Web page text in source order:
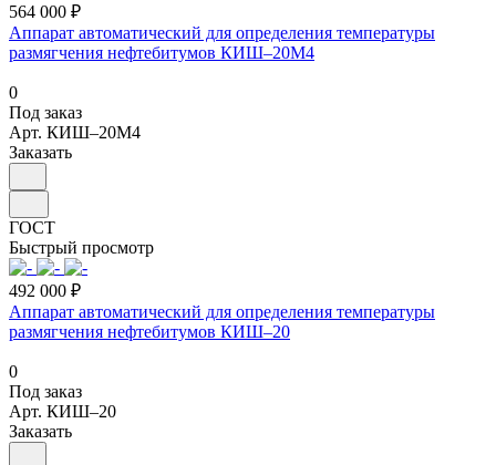
564 000 ₽
Аппарат автоматический для определения температуры
размягчения нефтебитумов КИШ–20М4
0
Под заказ
Арт. КИШ–20М4
Заказать
ГОСТ
Быстрый просмотр
492 000 ₽
Аппарат автоматический для определения температуры
размягчения нефтебитумов КИШ–20
0
Под заказ
Арт. КИШ–20
Заказать